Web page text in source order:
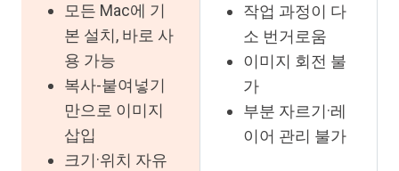
모든 Mac에 기
본 설치, 바로 사
용 가능
복사-붙여넣기
만으로 이미지
삽입
크기·위치 자유
작업 과정이 다
소 번거로움
이미지 회전 불
가
부분 자르기·레
이어 관리 불가